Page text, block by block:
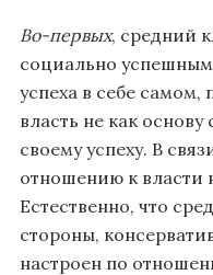
Во-первых, средний
социально
успеха в себе самом,
власть не как основу
своему успеху. В
отношению к власти
Естественно, что
стороны,
настроен по